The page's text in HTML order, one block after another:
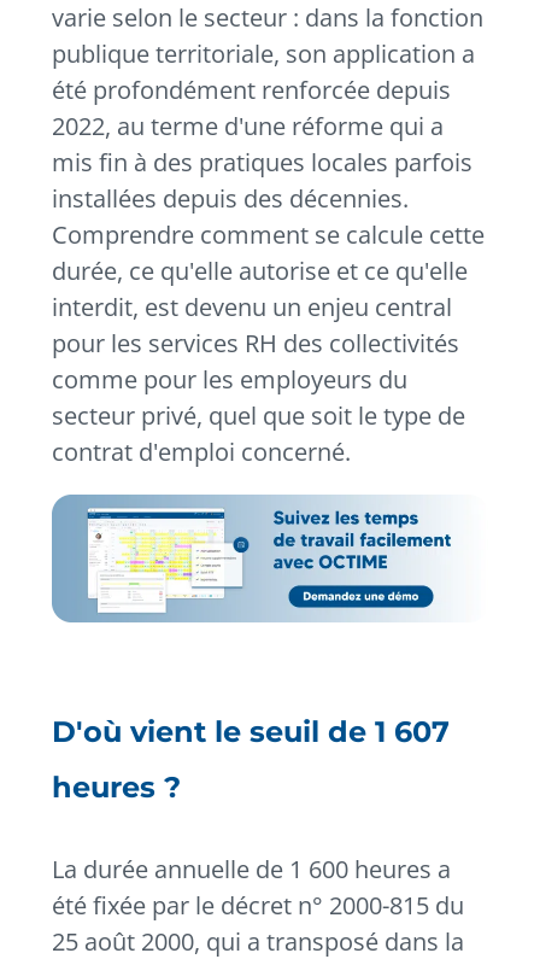
varie selon le secteur : dans la fonction
publique territoriale, son application a
été profondément renforcée depuis
2022, au terme d'une réforme qui a
mis fin à des pratiques locales parfois
installées depuis des décennies.
Comprendre comment se calcule cette
durée, ce qu'elle autorise et ce qu'elle
interdit, est devenu un enjeu central
pour les services RH des collectivités
comme pour les employeurs du
secteur privé, quel que soit le type de
contrat d'emploi concerné.
D'où vient le seuil de 1 607
heures ?
La durée annuelle de 1 600 heures a
été fixée par le décret n° 2000-815 du
25 août 2000, qui a transposé dans la